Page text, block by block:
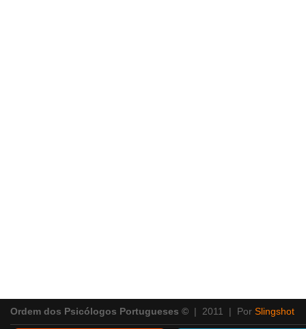
Ordem dos Psicólogos Portugueses © | 2011 | Por Slingshot